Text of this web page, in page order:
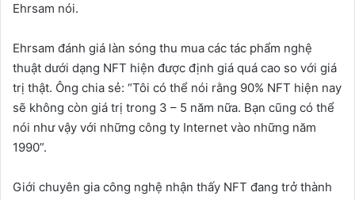
Ehrsam nói.
Ehrsam đánh giá làn sóng thu mua các tác phẩm nghệ
thuật dưới dạng NFT hiện được định giá quá cao so với giá
trị thật. Ông chia sẻ: “Tôi có thể nói rằng 90% NFT hiện nay
sẽ không còn giá trị trong 3 – 5 năm nữa. Bạn cũng có thể
nói như vậy với những công ty Internet vào những năm
1990”.
Giới chuyên gia công nghệ nhận thấy NFT đang trở thành